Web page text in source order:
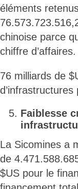
éléments
chinoise parce
chiffre d’affaires.
76 milliards de
d’infrastructures
Faiblesse
La Sicomines a
de
$US pour le